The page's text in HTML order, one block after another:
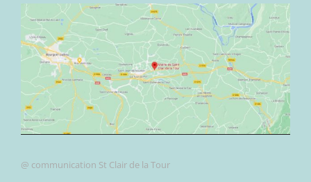
@ communication St Clair de la Tour